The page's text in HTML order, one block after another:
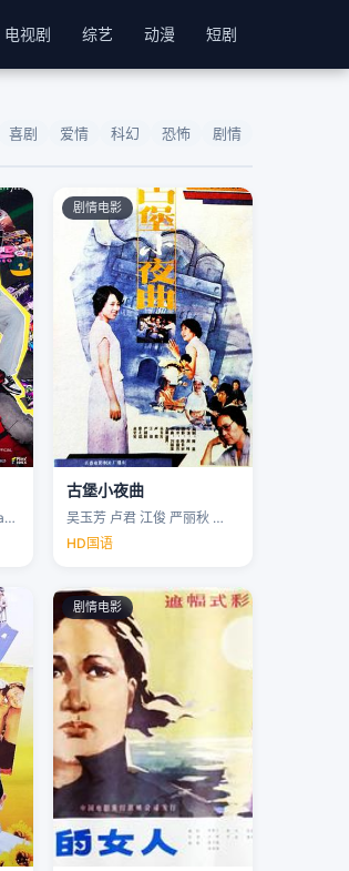
电视剧 综艺 动漫 短剧
喜剧 爱情 科幻 恐怖 剧情
Aomstin Thakrit Patthanaworakit
剧情电影
古堡小夜曲
吴玉芳 卢君 江俊 严丽秋 …
HD国语
剧情电影